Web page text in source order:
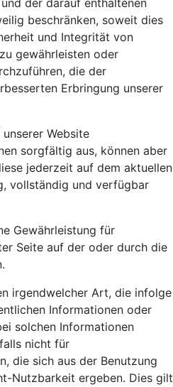
der darauf enthaltenen
beschränken, soweit dies
und Integrität von
gewährleisten oder
die der
Erbringung unserer
Website
sorgfältig aus, können aber
jederzeit auf dem aktuellen
vollständig und verfügbar
Gewährleistung für
Seite auf der oder durch die
irgendwelcher Art, die infolge
Informationen oder
solchen Informationen
nicht für
die sich aus der Benutzung
Nutzbarkeit ergeben. Dies gilt